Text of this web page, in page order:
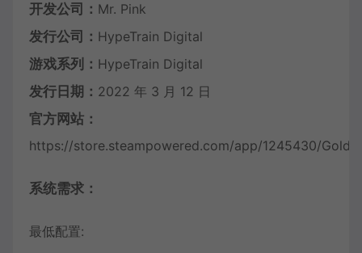
开发公司： Mr. Pink
发行公司： HypeTrain Digital
游戏系列： HypeTrain Digital
发行日期： 2022 年 3 月 12 日
官方网站：
https://store.steampowered.com/app/1245430/
系统需求：
最低配置: